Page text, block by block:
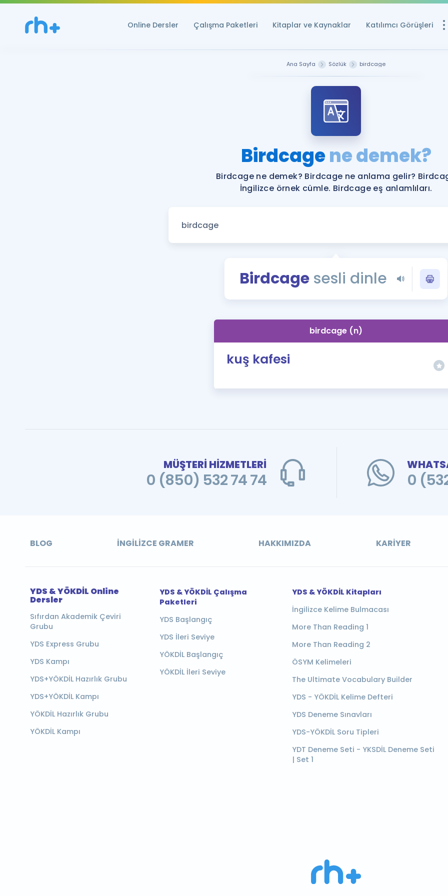
Online Dersler Çalışma Paketleri Kitaplar ve Kaynaklar Katılımcı Görüşleri
YDS ve YÖKDİL
YDS ve YÖKDİL'e
Tüm ÖSYM
YDS - YÖKDİL
İngilizce Gramer
Ana Sayfa Sözlük birdcage
Birdcagene demek?
Birdcage ne demek? Birdcage ne anlama gelir?
İngilizce örnek cümle. Birdcage eş anlamlıları.
Birdcagesesli dinle
birdcage (n)
kuş kafesi
MÜŞTERİ HİZMETLERİ
0 (850) 532 74 74 0
BLOG İNGILIZCE GRAMER HAKKIMIZDA KARIYER
YDS & YÖKDİL Online
Dersler
Sıfırdan Akademik Çeviri
Grubu
YDS Express Grubu
YDS Kampı
YDS+YÖKDİL Hazırlık Grubu
YDS+YÖKDİL Kampı
YÖKDİL Hazırlık Grubu
YÖKDİL Kampı
YDS & YÖKDİL Çalışma
Paketleri
YDS Başlangıç
YDS İleri Seviye
YÖKDİL Başlangıç
YÖKDİL İleri Seviye
YDS & YÖKDİL Kitapları
İngilizce Kelime Bulmacası
More Than Reading 1
More Than Reading 2
ÖSYM Kelimeleri
The Ultimate Vocabulary Builder
YDS - YÖKDİL Kelime Defteri
YDS Deneme Sınavları
YDS-YÖKDİL Soru Tipleri
YDT Deneme Seti - YKSDİL Deneme Seti
| Set 1